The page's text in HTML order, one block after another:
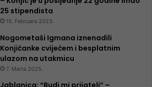
25 ​​stipendista
15. Februara 2023.
Nogometaši Igmana iznenadili
Konjičanke cvijećem i besplatnim
ulazom na utakmicu
7. Marta 2025.
Jablanica: “Budi mi prijatelj” –